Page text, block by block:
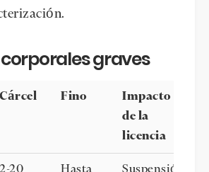
corporales graves
Cárcel Fino
Impacto
de la
licencia